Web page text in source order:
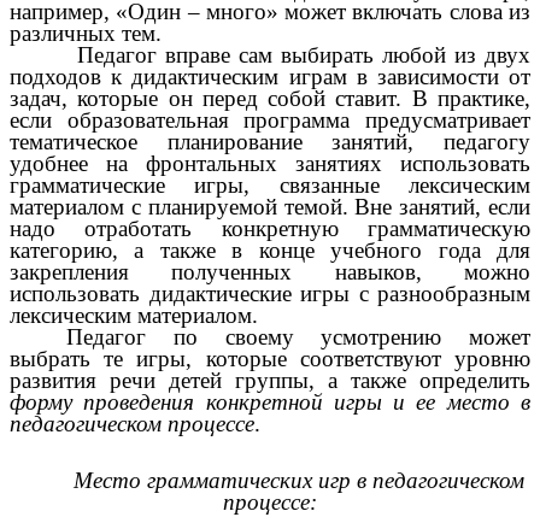
например, «Один – много» может включать слова из
различных тем.
Педагог вправе сам выбирать любой из двух
подходов к дидактическим играм в зависимости от
задач, которые он перед собой ставит. В практике,
если образовательная программа предусматривает
тематическое планирование занятий, педагогу
удобнее на фронтальных занятиях использовать
грамматические игры, связанные лексическим
материалом с планируемой темой. Вне занятий, если
надо отработать конкретную грамматическую
категорию, а также в конце учебного года для
закрепления полученных навыков, можно
использовать дидактические игры с разнообразным
лексическим материалом.
Педагог по своему усмотрению может
выбрать те игры, которые соответствуют уровню
развития речи детей группы, а также определить
форму проведения конкретной игры и ее место в
педагогическом процессе.
Место грамматических игр в педагогическом
процессе: